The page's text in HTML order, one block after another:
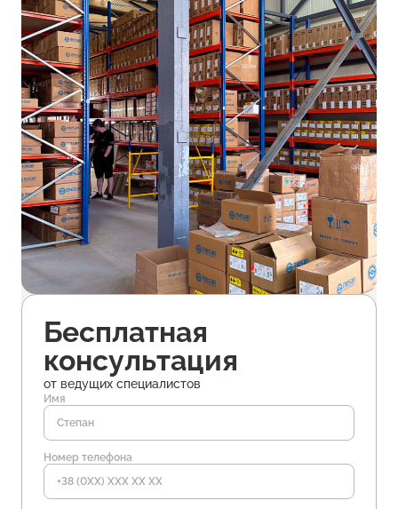
Бесплатная
консультация
от ведущих специалистов
Имя
Номер телефона